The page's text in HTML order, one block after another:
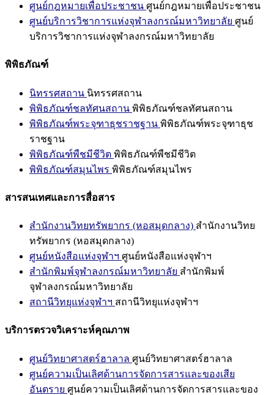
ศูนย์กฎหมายเพื่อประชาชน ศูนย์กฎหมายเพื่อประชาชน
ศูนย์บริการวิชาการแห่งจุฬาลงกรณ์มหาวิทยาลัย ศูนย์
บริการวิชาการแห่งจุฬาลงกรณ์มหาวิทยาลัย
พิพิธภัณฑ์
นิทรรศสถาน นิทรรศสถาน
พิพิธภัณฑ์ชลทัศนสถาน พิพิธภัณฑ์ชลทัศนสถาน
พิพิธภัณฑ์พระจุฑาธุชราชฐาน พิพิธภัณฑ์พระจุฑาธุช
ราชฐาน
พิพิธภัณฑ์พืชมีชีวิต พิพิธภัณฑ์พืชมีชีวิต
พิพิธภัณฑ์สมุนไพร พิพิธภัณฑ์สมุนไพร
สารสนเทศและการสื่อสาร
สำนักงานวิทยทรัพยากร (หอสมุดกลาง) สำนักงานวิทย
ทรัพยากร (หอสมุดกลาง)
ศูนย์หนังสือแห่งจุฬาฯ ศูนย์หนังสือแห่งจุฬาฯ
สำนักพิมพ์จุฬาลงกรณ์มหาวิทยาลัย สำนักพิมพ์
จุฬาลงกรณ์มหาวิทยาลัย
สถานีวิทยุแห่งจุฬาฯ สถานีวิทยุแห่งจุฬาฯ
บริการตรวจวิเคราะห์คุณภาพ
ศูนย์วิทยาศาสตร์ฮาลาล ศูนย์วิทยาศาสตร์ฮาลาล
ศูนย์ความเป็นเลิศด้านการจัดการสารและของเสีย
อันตราย ศูนย์ความเป็นเลิศด้านการจัดการสารและของ